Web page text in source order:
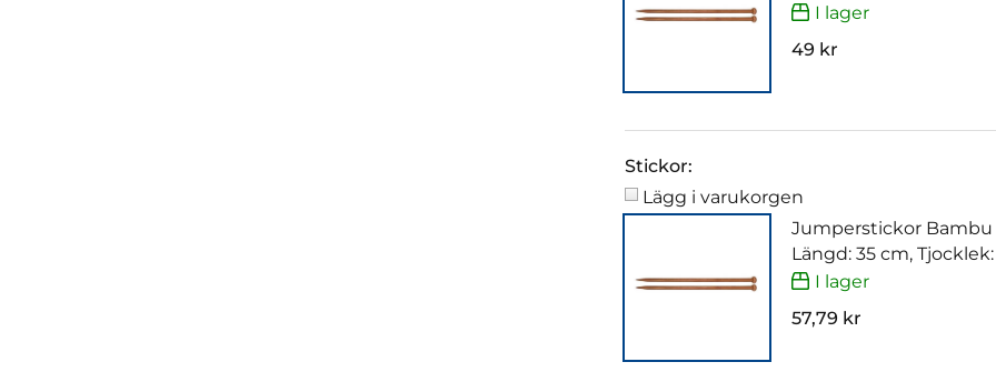
I lager
49 kr
Stickor:
Lägg i varukorgen
Jumperstickor Bambu
Längd: 35 cm,
I lager
57,79 kr